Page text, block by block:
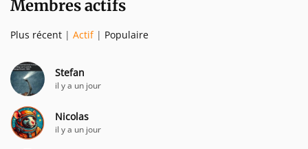
Membres actifs
Plus récent | Actif | Populaire
Stefan
il y a un jour
Nicolas
il y a un jour